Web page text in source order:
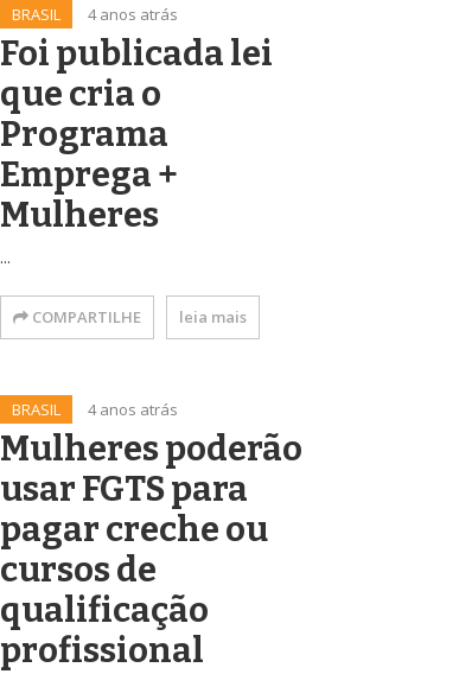
BRASIL 4 anos atrás
Foi publicada lei
que cria o
Programa
Emprega +
Mulheres
...
COMPARTILHE leia mais
BRASIL 4 anos atrás
Mulheres poderão
usar FGTS para
pagar creche ou
cursos de
qualificação
profissional